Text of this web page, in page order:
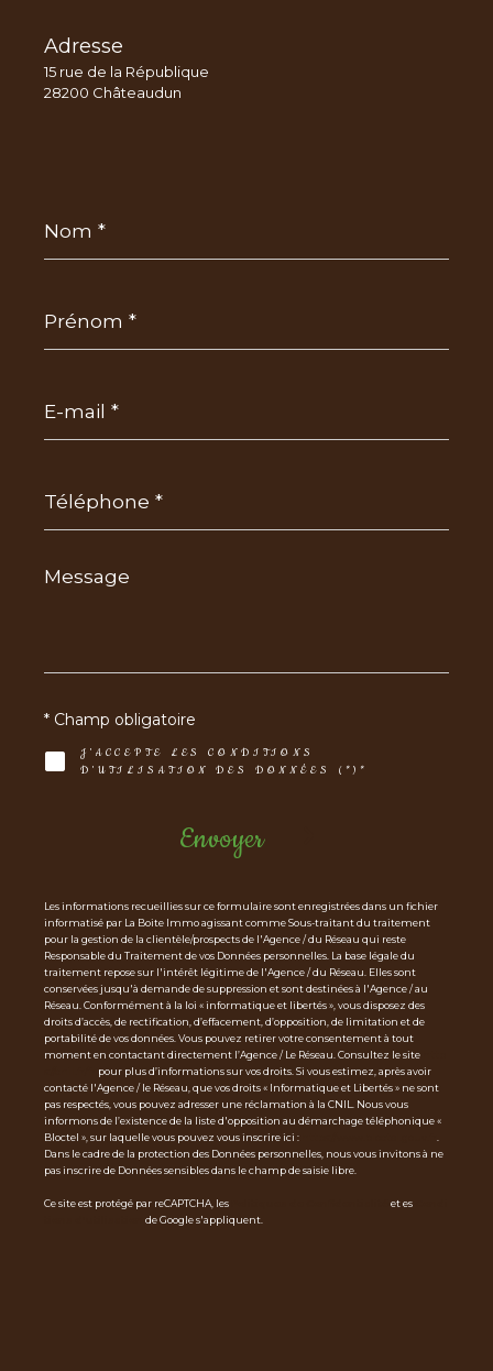
Adresse
15 rue de la République
28200 Châteaudun
mail
*
*
Message
*
J'ACCEPTE LES CONDITIONS
D'UTILISATION DES DONNÉES (*)*
* Champ obligatoire
Envoyer
Les informations recueillies sur ce formulaire sont enregistrées dans un fichier
informatisé par La Boite Immo agissant comme Sous-traitant du traitement
pour la gestion de la clientèle/prospects de l'Agence / du Réseau qui reste
Responsable du Traitement de vos Données personnelles. La base légale du
traitement repose sur l'intérêt légitime de l'Agence / du Réseau. Elles sont
conservées jusqu'à demande de suppression et sont destinées à l'Agence / au
Réseau. Conformément à la loi « informatique et libertés », vous disposez des
droits d’accès, de rectification, d’effacement, d’opposition, de limitation et de
portabilité de vos données. Vous pouvez retirer votre consentement à tout
moment en contactant directement l’Agence / Le Réseau. Consultez le site
pour plus d’informations sur vos droits. Si vous estimez, après avoir
contacté l'Agence / le Réseau, que vos droits « Informatique et Libertés » ne sont
pas respectés, vous pouvez adresser une réclamation à la CNIL. Nous vous
informons de l’existence de la liste d'opposition au démarchage téléphonique «
Bloctel », sur laquelle vous pouvez vous inscrire ici :
Dans le cadre de la protection des Données personnelles, nous vous invitons à ne
pas inscrire de Données sensibles dans le champ de saisie libre.
Ce site est protégé par reCAPTCHA, les et es
de Google s'appliquent.